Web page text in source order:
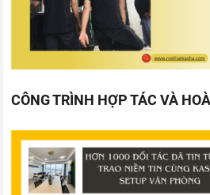
CÔNG TRÌNH HỢP TÁC VÀ